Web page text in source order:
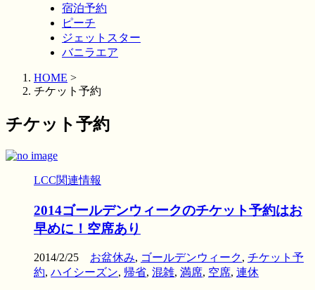
宿泊予約
ピーチ
ジェットスター
バニラエア
HOME >
チケット予約
チケット予約
LCC関連情報
2014ゴールデンウィークのチケット予約はお
早めに！空席あり
2014/2/25 お盆休み, ゴールデンウィーク, チケット予
約, ハイシーズン, 帰省, 混雑, 満席, 空席, 連休